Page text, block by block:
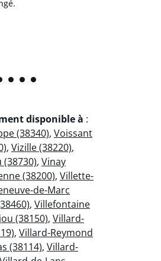
disponible à :
(38340), Voissant
, Vizille (38220),
(38730), Vinay
(38200), Villette-
de-Marc
, Villefontaine
(38150), Villard-
, Villard-Reymond
(38114), Villard-